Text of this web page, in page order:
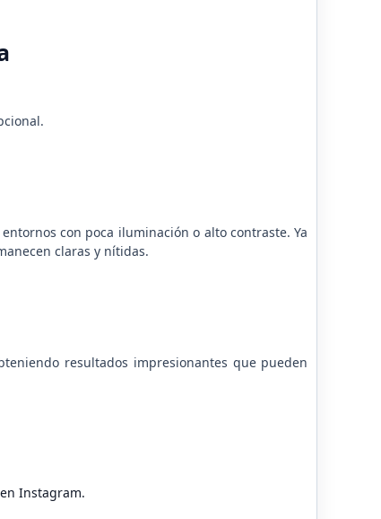
con poca iluminación o alto contraste.Ya
claras y nítidas.
resultados impresionantes que pueden
Instagram.